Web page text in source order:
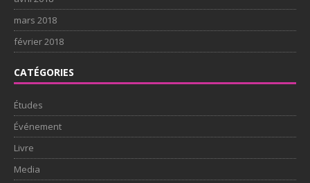
mars 2018
février 2018
CATÉGORIES
Études
Événement
Livre
Media